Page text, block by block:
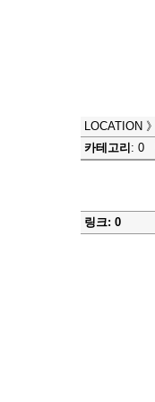
LOCATION 》
카테고리 : 0
링크: 0